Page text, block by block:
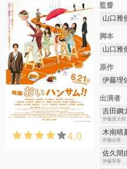
4.0
監督
山口雅
脚本
山口雅
原作
伊藤理
出演者
吉田鋼
伊藤源太郎
木南晴
伊藤由香
佐久間
伊藤里香